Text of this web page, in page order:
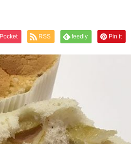
Pocket RSS feedly Pin it